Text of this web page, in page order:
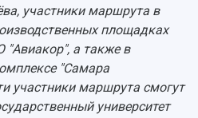
участники маршрута в
площадках
а также в
"Самара
участники маршрута смогут
университет